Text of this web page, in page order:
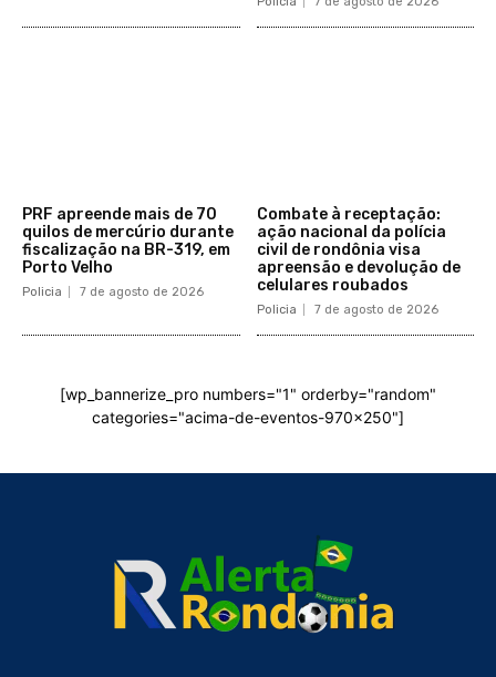
PRF apreende mais de 70
quilos de mercúrio durante
fiscalização na BR-319, em
Porto Velho
Policia 7 de agosto de 2026
Combate à receptação:
ação nacional da polícia
civil de rondônia visa
apreensão e devolução de
celulares roubados
Policia 7 de agosto de 2026
[wp_bannerize_pro numbers="1" orderby="random"
categories="acima-de-eventos-970x250"]